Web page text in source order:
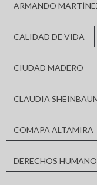
ARMANDO
CALIDAD DE VIDA
CIUDAD MADERO
CLAUDIA
COMAPA ALTAMIRA
DERECHOS